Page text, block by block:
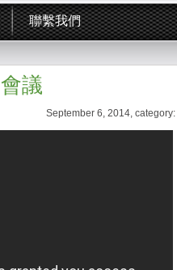
聯繫我們
議
September 6, 2014, category: